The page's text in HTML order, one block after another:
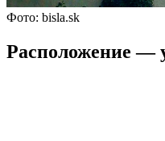
Фото: bisla.sk
Расположение —